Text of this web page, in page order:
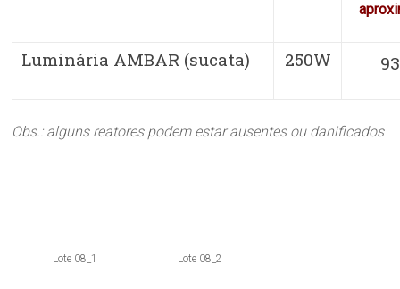
Luminária AMBAR (sucata) 250W
Obs.: alguns reatores podem estar ausentes ou danificados
Lote 08_1 Lote 08_2